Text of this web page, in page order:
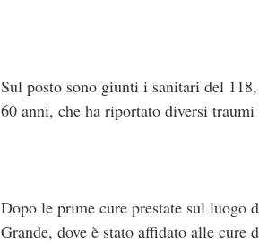
Sul posto sono giunti i sanitari del
60 anni, che ha riportato diversi
Dopo le prime cure prestate sul luogo
Grande, dove è stato affidato alle cure